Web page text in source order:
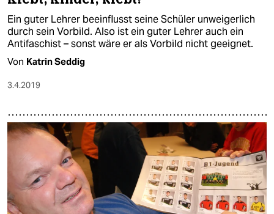
Ein guter Lehrer beeinflusst seine Schüler unweigerlich
durch sein Vorbild. Also ist ein guter Lehrer auch ein
Antifaschist – sonst wäre er als Vorbild nicht geeignet.
Von Katrin Seddig
3.4.2019